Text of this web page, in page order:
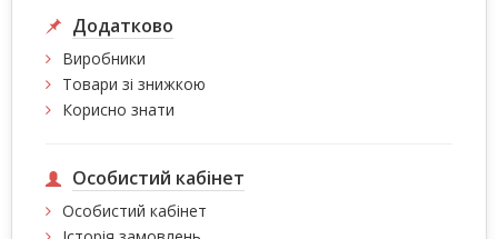
Додатково
Виробники
Товари зі знижкою
Корисно знати
Особистий кабінет
Особистий кабінет